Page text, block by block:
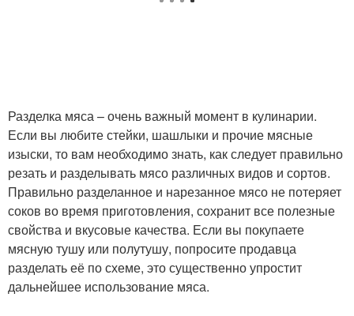
Разделка мяса – очень важный момент в кулинарии.
Если вы любите стейки, шашлыки и прочие мясные
изыски, то вам необходимо знать, как следует правильно
резать и разделывать мясо различных видов и сортов.
Правильно разделанное и нарезанное мясо не потеряет
соков во время приготовления, сохранит все полезные
свойства и вкусовые качества. Если вы покупаете
мясную тушу или полутушу, попросите продавца
разделать её по схеме, это существенно упростит
дальнейшее использование мяса.